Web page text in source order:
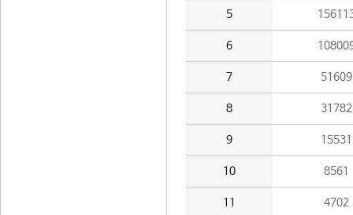
5
6
7 51609
8 31782
9 15531
10 8561
11 4702